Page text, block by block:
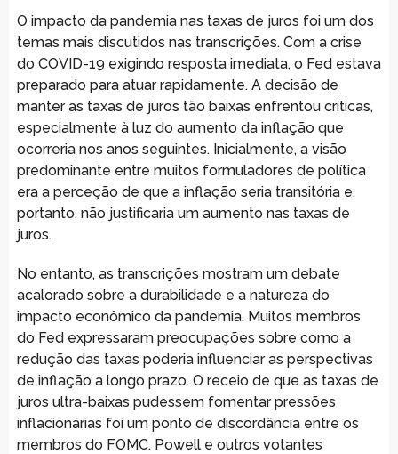
O impacto da pandemia nas taxas de juros foi um dos
temas mais discutidos nas transcrições. Com a crise
do COVID-19 exigindo resposta imediata, o Fed estava
preparado para atuar rapidamente. A decisão de
manter as taxas de juros tão baixas enfrentou críticas,
especialmente à luz do aumento da inflação que
ocorreria nos anos seguintes. Inicialmente, a visão
predominante entre muitos formuladores de política
era a perceção de que a inflação seria transitória e,
portanto, não justificaria um aumento nas taxas de
juros.
No entanto, as transcrições mostram um debate
acalorado sobre a durabilidade e a natureza do
impacto econômico da pandemia. Muitos membros
do Fed expressaram preocupações sobre como a
redução das taxas poderia influenciar as perspectivas
de inflação a longo prazo. O receio de que as taxas de
juros ultra-baixas pudessem fomentar pressões
inflacionárias foi um ponto de discordância entre os
membros do FOMC. Powell e outros votantes